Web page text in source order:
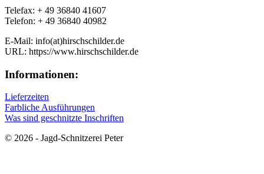
Telefax: + 49 36840 41607
Telefon: + 49 36840 40982
E-Mail: info(at)hirschschilder.de
URL: https://www.hirschschilder.de
Informationen:
Lieferzeiten
Farbliche Ausführungen
Was sind geschnitzte Inschriften
© 2026 - Jagd-Schnitzerei Peter